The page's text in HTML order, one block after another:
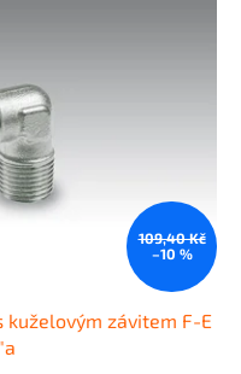
109,40 Kč
–10 %
kuželovým závitem F-E